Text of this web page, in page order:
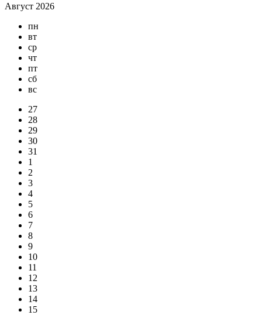
Август 2026
пн
вт
ср
чт
пт
сб
вс
27
28
29
30
31
1
2
3
4
5
6
7
8
9
10
11
12
13
14
15